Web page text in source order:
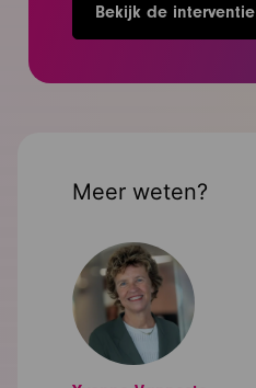
Bekijk de interventie
Meer weten?